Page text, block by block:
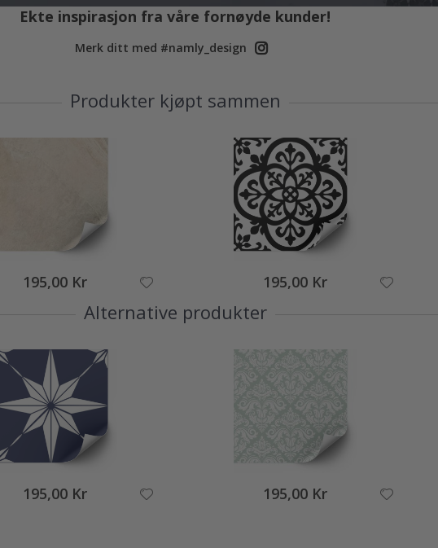
Ekte inspirasjon fra våre fornøyde kunder!
Merk ditt med #namly_design
Produkter kjøpt sammen
195,00 Kr 195,00 Kr
Alternative produkter
195,00 Kr 195,00 Kr